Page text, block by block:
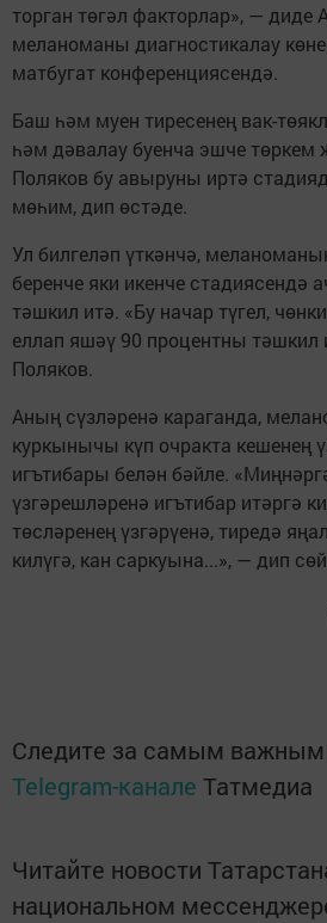
торган төгәл факторлар», — диде
меланоманы диагностикалау
матбугат конференциясендә.
Баш һәм муен тиресенең вак-
һәм дәвалау буенча эшче төркем
Поляков бу авыруны иртә
мөһим, дип өстәде.
Ул билгеләп үткәнчә,
беренче яки икенче стадиясендә
тәшкил итә. «Бу начар түгел,
еллап яшәү 90 процентны тәшкил
Поляков.
Аның сүзләренә караганда,
куркынычы күп очракта кешенең
игътибары белән бәйле.
үзгәрешләренә игътибар итәргә
төсләренең үзгәрүенә, тиредә
килүгә, кан саркуына...», — дип
Следите за самым
Telegram-канале Татмедиа
Читайте новости
национальном